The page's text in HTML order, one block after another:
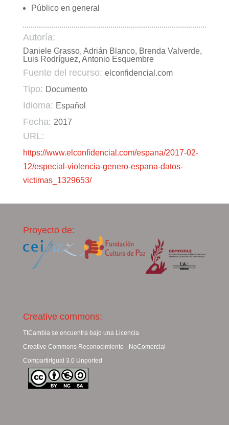
Público en general
Autoría:
Daniele Grasso, Adrián Blanco, Brenda Valverde,
Luis Rodríguez, Antonio Esquembre
Fuente del recurso: elconfidencial.com
Tipo: Documento
Idioma: Español
Fecha: 2017
URL:
https://www.elconfidencial.com/espana/2017-02-
12/especial-violencia-genero-espana-datos-
victimas_1329653/
Proyecto de:
Creative commons:
TICambia se encuentra bajo una Licencia
Creative Commons Reconocimiento - NoComercial -
CompartirIgual 3.0 Unported